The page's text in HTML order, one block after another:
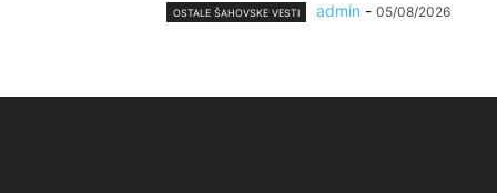
OSTALE ŠAHOVSKE VESTI admin - 05/08/2026